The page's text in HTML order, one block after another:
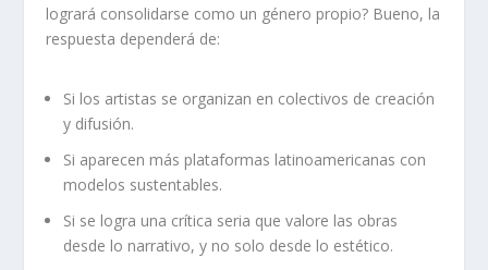
logrará consolidarse como un género propio? Bueno, la
respuesta dependerá de:
Si los artistas se organizan en colectivos de creación
y difusión.
Si aparecen más plataformas latinoamericanas con
modelos sustentables.
Si se logra una crítica seria que valore las obras
desde lo narrativo, y no solo desde lo estético.